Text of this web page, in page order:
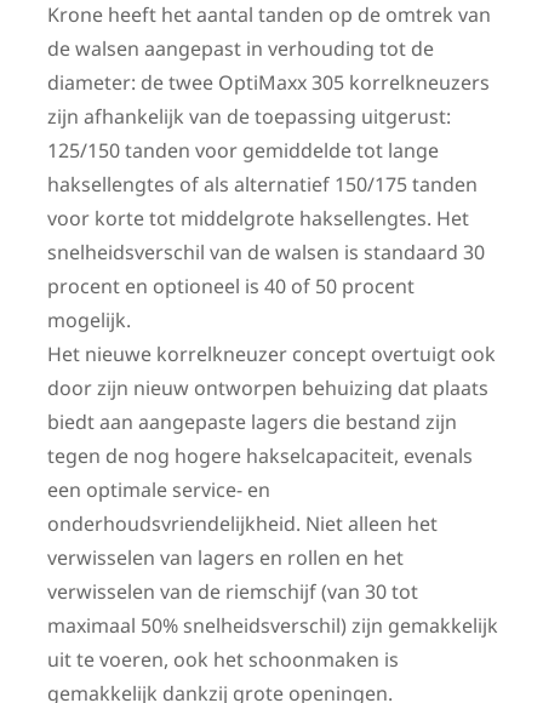
Krone heeft het aantal tanden op de omtrek van
de walsen aangepast in verhouding tot de
diameter: de twee OptiMaxx 305 korrelkneuzers
zijn afhankelijk van de toepassing uitgerust:
125/150 tanden voor gemiddelde tot lange
haksellengtes of als alternatief 150/175 tanden
voor korte tot middelgrote haksellengtes. Het
snelheidsverschil van de walsen is standaard 30
procent en optioneel is 40 of 50 procent
mogelijk.
Het nieuwe korrelkneuzer concept overtuigt ook
door zijn nieuw ontworpen behuizing dat plaats
biedt aan aangepaste lagers die bestand zijn
tegen de nog hogere hakselcapaciteit, evenals
een optimale service- en
onderhoudsvriendelijkheid. Niet alleen het
verwisselen van lagers en rollen en het
verwisselen van de riemschijf (van 30 tot
maximaal 50% snelheidsverschil) zijn gemakkelijk
uit te voeren, ook het schoonmaken is
gemakkelijk dankzij grote openingen.